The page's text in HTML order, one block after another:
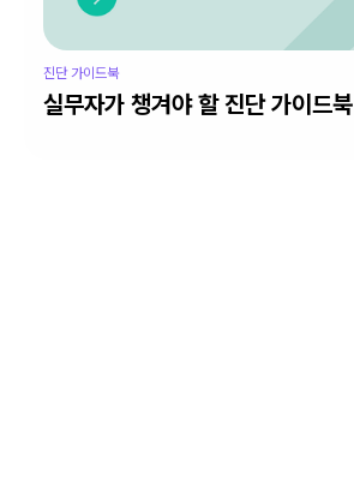
진단 가이드북
실무자가 챙겨야 할 진단 가이드북